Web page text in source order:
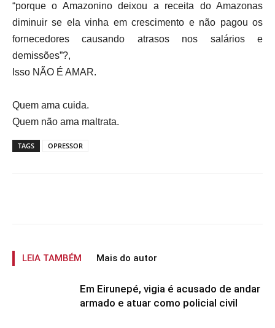
“porque o Amazonino deixou a receita do Amazonas
diminuir se ela vinha em crescimento e não pagou os
fornecedores causando atrasos nos salários e
demissões”?,
Isso NÃO É AMAR.
Quem ama cuida.
Quem não ama maltrata.
TAGS OPRESSOR
LEIA TAMBÉM Mais do autor
Em Eirunepé, vigia é acusado de andar
armado e atuar como policial civil